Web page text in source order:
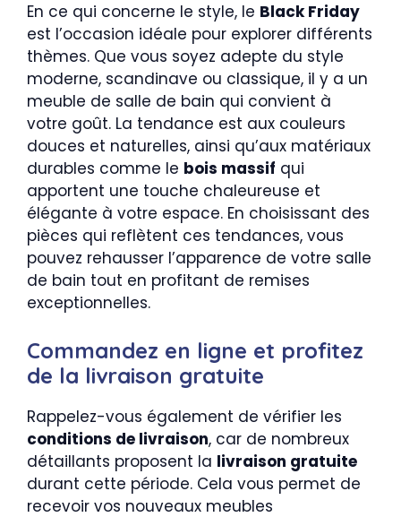
En ce qui concerne le style, le Black Friday
est l’occasion idéale pour explorer différents
thèmes. Que vous soyez adepte du style
moderne, scandinave ou classique, il y a un
meuble de salle de bain qui convient à
votre goût. La tendance est aux couleurs
douces et naturelles, ainsi qu’aux matériaux
durables comme le bois massif qui
apportent une touche chaleureuse et
élégante à votre espace. En choisissant des
pièces qui reflètent ces tendances, vous
pouvez rehausser l’apparence de votre salle
de bain tout en profitant de remises
exceptionnelles.
Commandez en ligne et profitez
de la livraison gratuite
Rappelez-vous également de vérifier les
conditions de livraison, car de nombreux
détaillants proposent la livraison gratuite
durant cette période. Cela vous permet de
recevoir vos nouveaux meubles